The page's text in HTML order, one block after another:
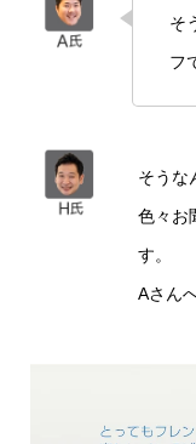
そ
フ
そうな
色々お
す。
Aさん